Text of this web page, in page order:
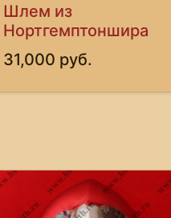
Шлем из
Нортгемптоншира
31,000 руб.